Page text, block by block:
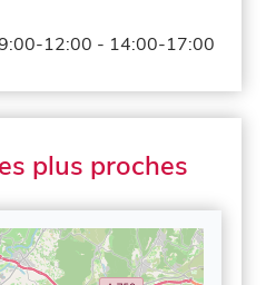
12:00 - 14:00-17:00
plus proches